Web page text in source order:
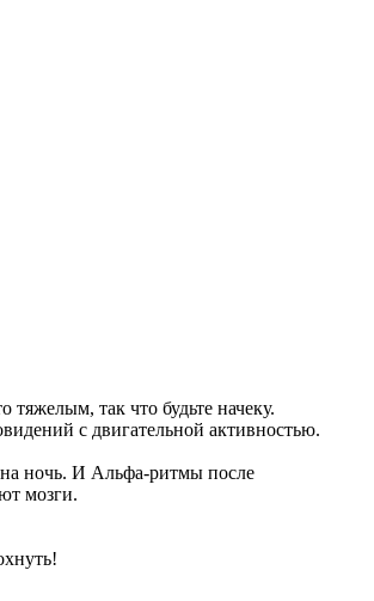
так что будьте начеку.
с двигательной активностью.
ночь. И Альфа-ритмы после
мозги.